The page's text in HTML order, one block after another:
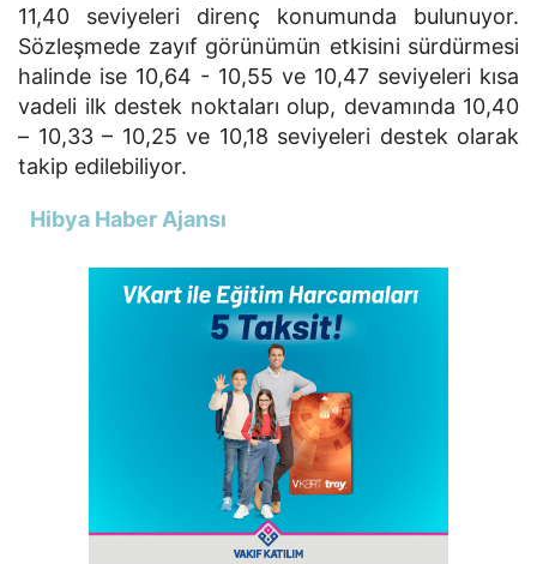
11,40 seviyeleri direnç konumunda bulunuyor.
Sözleşmede zayıf görünümün etkisini sürdürmesi
halinde ise 10,64 - 10,55 ve 10,47 seviyeleri kısa
vadeli ilk destek noktaları olup, devamında 10,40
– 10,33 – 10,25 ve 10,18 seviyeleri destek olarak
takip edilebiliyor.
Hibya Haber Ajansı